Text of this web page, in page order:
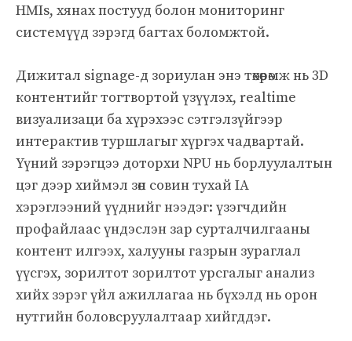
HMIs, хянах постууд болон мониторинг
системүүд зэрэгд багтах боломжтой.
Дижитал signage-д зориулан энэ төхөөрөмж нь 3D
контентийг тогтвортой үзүүлэх, realtime
визуализаци ба хүрэхээс сэтгэлзүйгээр
интерактив туршлагыг хүргэх чадвартай.
Үүний зэрэгцээ доторхи NPU нь борлуулалтын
цэг дээр хиймэл зөн совин тухай IA
хэрэглээний үүднийг нээдэг: үзэгчдийн
профайлаас үндэслэн зар сурталчилгааны
контент илгээх, халууны газрын зураглал
үүсгэх, зорилтот зорилтот урсгалыг анализ
хийх зэрэг үйл ажиллагаа нь бүхэлд нь орон
нутгийн боловсруулалтаар хийгддэг.